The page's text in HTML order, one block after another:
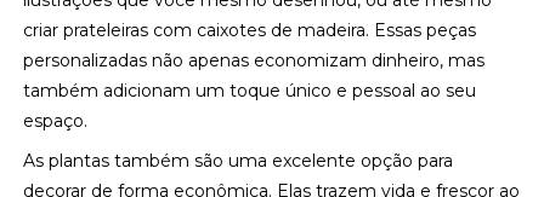
criar prateleiras com caixotes de madeira. Essas peças
personalizadas não apenas economizam dinheiro, mas
também adicionam um toque único e pessoal ao seu
espaço.
As plantas também são uma excelente opção para
decorar de forma econômica. Elas trazem vida e frescor ao